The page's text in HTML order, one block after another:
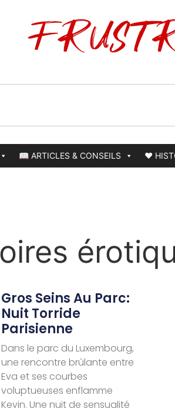
📖 ARTICLES & CONSEILS ❤️
Gros Seins Au Parc:
Nuit Torride
Parisienne
Dans le parc du Luxembourg,
une rencontre brûlante entre
Eva et ses courbes
voluptueuses enflamme
Kevin. Une nuit de sensualité